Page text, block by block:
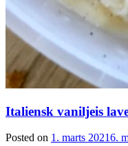
Italiensk vaniljeis
Posted on 1. marts 20216.